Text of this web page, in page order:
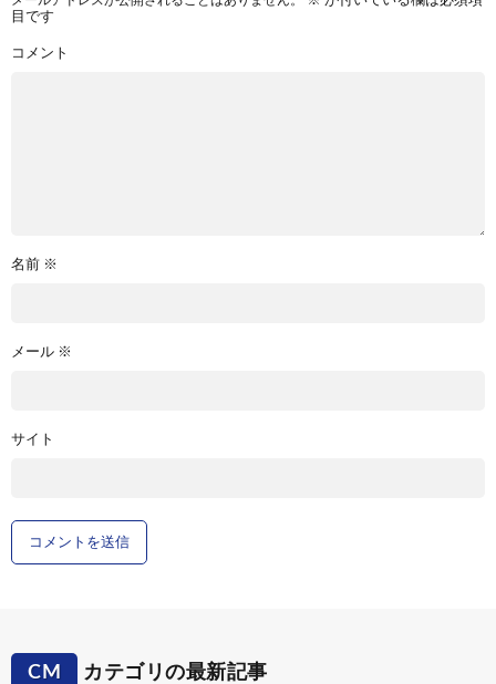
目です
コメント
名前 ※
メール ※
サイト
CM カテゴリの最新記事